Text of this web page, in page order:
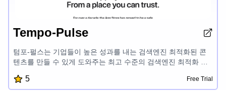
Tempo-Pulse
텀포-펄스는 기업들이 높은 성과를 내는 검색엔진 최적화된 콘
텐츠를 만들 수 있게 도와주는 최고 수준의 검색엔진 최적화 콘
으로 사용자들은 쉽게 매력적인 개요, 설명, 그리고 검색엔진에
서 잘 랭크되고 고객들의 관심을 끄는 기사를 생성할 수 있습니
5 Free Trial